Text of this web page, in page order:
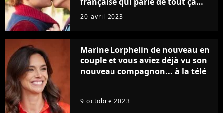
sans être super ringarde
20 avril 2023
Marine Lorphelin de nouveau en
couple et vous aviez déjà vu son
nouveau compagnon... à la télé
9 octobre 2023